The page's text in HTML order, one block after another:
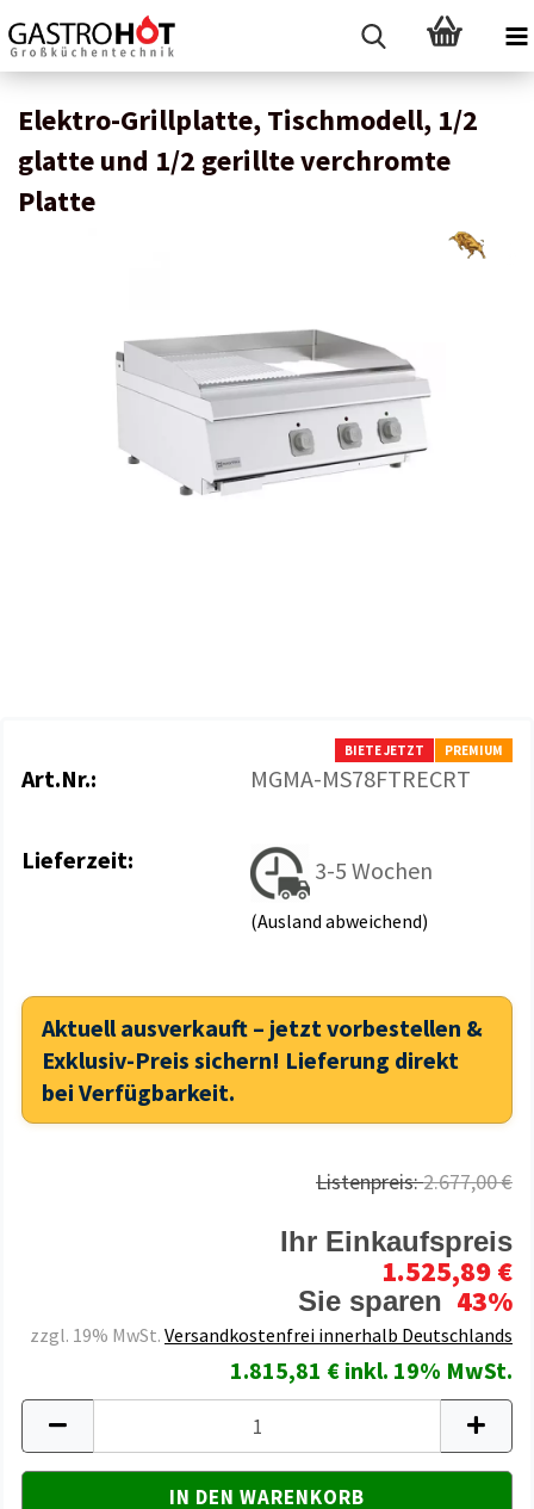
Elektro-Grillplatte, Tischmodell, 1/2
glatte und 1/2 gerillte verchromte
Platte
BIETE JETZT PREMIUM
Art.Nr.: MGMA-MS78FTRECRT
Lieferzeit: 3-5 Wochen
(Ausland abweichend)
Aktuell ausverkauft – jetzt vorbestellen &
Exklusiv-Preis sichern! Lieferung direkt
bei Verfügbarkeit.
Listenpreis:2.677,00 €
Ihr Einkaufspreis
1.525,89 €
Sie sparen 43%
zzgl. 19% MwSt. Versandkostenfrei innerhalb Deutschlands
1.815,81 € inkl. 19% MwSt.